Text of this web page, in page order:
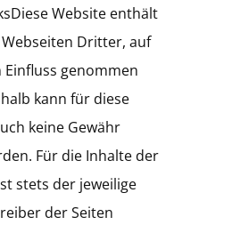
Website enthält
Dritter, auf
genommen
kann für diese
keine Gewähr
Für die Inhalte der
stets der jeweilige
der Seiten